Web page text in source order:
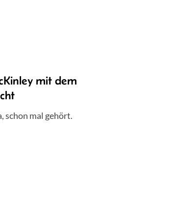
mit dem
schon mal gehört.